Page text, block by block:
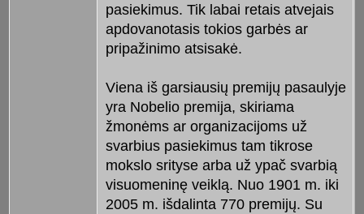
pasiekimus. Tik labai retais atvejais
apdovanotasis tokios garbės ar
pripažinimo atsisakė.
Viena iš garsiausių premijų pasaulyje
yra Nobelio premija, skiriama
žmonėms ar organizacijoms už
svarbius pasiekimus tam tikrose
mokslo srityse arba už ypač svarbią
visuomeninę veiklą. Nuo 1901 m. iki
2005 m. išdalinta 770 premijų. Su